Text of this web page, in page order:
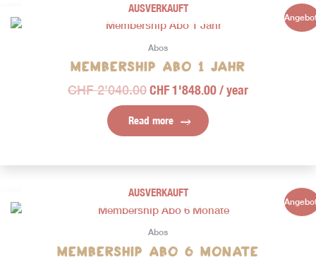
AUSVERKAUFT
Abos
Membership Abo 1 Jahr
CHF2'040.00
Ursprünglicher
Preis
war:
CHF 2'040.00
CHF1'848.00
Preis
CHF 1'848.00.
/ year
Read more
AUSVERKAUFT
Abos
Membership Abo 6 Monate
Ursprünglicher
Preis
CHF 1'140.00
Preis
CHF 1'040.00.